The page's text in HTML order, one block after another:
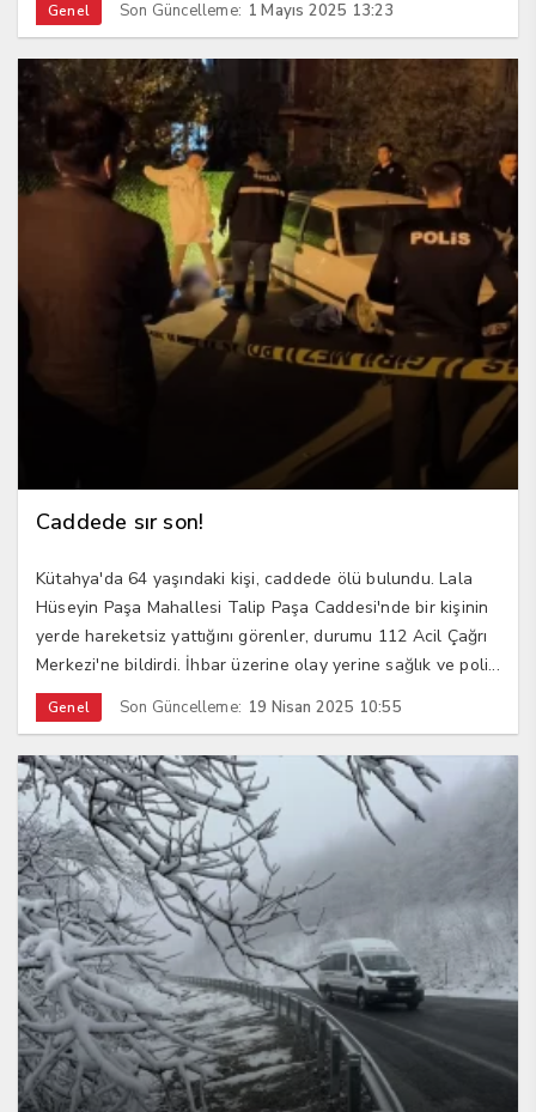
Genel Son Güncelleme: 1 Mayıs 2025 13:23
Caddede sır son!
Kütahya'da 64 yaşındaki kişi, caddede ölü bulundu. Lala
Hüseyin Paşa Mahallesi Talip Paşa Caddesi'nde bir kişinin
yerde hareketsiz yattığını görenler, durumu 112 Acil Çağrı
Merkezi'ne bildirdi. İhbar üzerine olay yerine sağlık ve poli...
Genel Son Güncelleme: 19 Nisan 2025 10:55